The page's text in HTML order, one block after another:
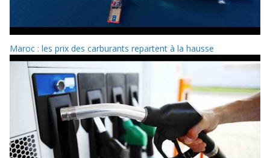
Maroc : les prix des carburants repartent à la hausse